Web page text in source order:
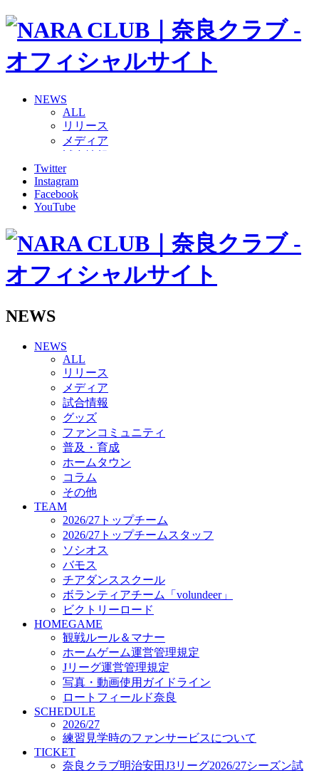
NEWS
ALL
リリース
メディア
グッズ
ファンコミュニティ
普及・育成
ホームタウン
その他
2026/27トップチーム
2026/27トップチームスタッフ
ボランティアチーム「volundeer」
ビクトリーロード
HOMEGAME
観戦ルール＆マナー
ホームゲーム運営管理規定
Jリーグ運営管理規定
写真・動画使用ガイドライン
ロートフィールド奈良
SCHEDULE
2026/27
練習見学時のファンサービスについて
TICKET
奈良クラブ明治安田J3リーグ2026/27シーズン試
合観戦チケット
奈良クラブ明治安田Ｊ3リーグ 2026/27シーズン
「鹿パス」
観戦ルール＆マナー
FANCOMMUNITY
2026/27ファンコミュニティ
サポートショップ
GOODS
オフィシャルストア（実店舗）
オンラインストア
ACADEMY
アカデミーについて
プロジェクト
コーチ&スタッフ
ジュニア
ジュニアユース
ユース
Twitter
Instagram
Facebook
YouTube
NEWS
NEWS
ALL
リリース
メディア
試合情報
グッズ
ファンコミュニティ
普及・育成
ホームタウン
コラム
その他
TEAM
2026/27トップチーム
2026/27トップチームスタッフ
ソシオス
バモス
チアダンススクール
ボランティアチーム「volundeer」
ビクトリーロード
HOMEGAME
観戦ルール＆マナー
ホームゲーム運営管理規定
Jリーグ運営管理規定
写真・動画使用ガイドライン
ロートフィールド奈良
SCHEDULE
2026/27
練習見学時のファンサービスについて
TICKET
奈良クラブ明治安田J3リーグ2026/27シーズン試